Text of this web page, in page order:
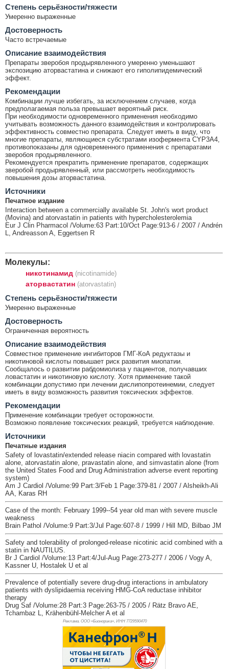
Cтепень серьёзности/тяжести
Умеренно выраженные
Достоверность
Часто встречаемые
Описание взаимодействия
Препараты зверобоя продырявленного умеренно уменьшают
экспозицию аторвастатина и снижают его гиполипидемический
эффект.
Рекомендации
Комбинации лучше избегать, за исключением случаев, когда
предполагаемая польза превышает вероятный риск.
При необходимости одновременного применения необходимо
учитывать возможность данного взаимодействия и контролировать
эффективность совместно препарата. Следует иметь в виду, что
многие препараты, являющиеся субстратами изофермента CYP3A4,
противопоказаны для одновременного применения с препаратами
зверобоя продырявленного.
Рекомендуется прекратить применение препаратов, содержащих
зверобой продырявленный, или рассмотреть необходимость
повышения дозы аторвастатина.
Источники
Печатное издание
Interaction between a commercially available St. John's wort product
(Movina) and atorvastatin in patients with hypercholesterolemia
Eur J Clin Pharmacol /Volume:63 Part:10/Oct Page:913-6 / 2007 / Andrén
L, Andreasson A, Eggertsen R
Молекулы:
никотинамид (nicotinamide)
аторвастатин (atorvastatin)
Cтепень серьёзности/тяжести
Умеренно выраженные
Достоверность
Ограниченная вероятность
Описание взаимодействия
Совместное применение ингибиторов ГМГ-КоА редуктазы и
никотиновой кислоты повышает риск развития миопатии.
Сообщалось о развитии рабдомиолиза у пациентов, получавших
ловастатин и никотиновую кислоту. Хотя применение такой
комбинации допустимо при лечении дислипопротеинемии, следует
иметь в виду возможность развития токсических эффектов.
Рекомендации
Применение комбинации требует осторожности.
Возможно появление токсических реакций, требуется наблюдение.
Источники
Печатные издания
Safety of lovastatin/extended release niacin compared with lovastatin
alone, atorvastatin alone, pravastatin alone, and simvastatin alone (from
the United States Food and Drug Administration adverse event reporting
system)
Am J Cardiol /Volume:99 Part:3/Feb 1 Page:379-81 / 2007 / Alsheikh-Ali
AA, Karas RH
Case of the month: February 1999--54 year old man with severe muscle
weakness
Brain Pathol /Volume:9 Part:3/Jul Page:607-8 / 1999 / Hill MD, Bilbao JM
Safety and tolerability of prolonged-release nicotinic acid combined with a
statin in NAUTILUS.
Br J Cardiol /Volume:13 Part:4/Jul-Aug Page:273-277 / 2006 / Vogy A,
Kassner U, Hostalek U et al
Prevalence of potentially severe drug-drug interactions in ambulatory
patients with dyslipidaemia receiving HMG-CoA reductase inhibitor
therapy
Drug Saf /Volume:28 Part:3 Page:263-75 / 2005 / Rätz Bravo AE,
Tchambaz L, Krähenbühl-Melcher A et al
Реклама. ООО «Бионорика», ИНН 7729590470